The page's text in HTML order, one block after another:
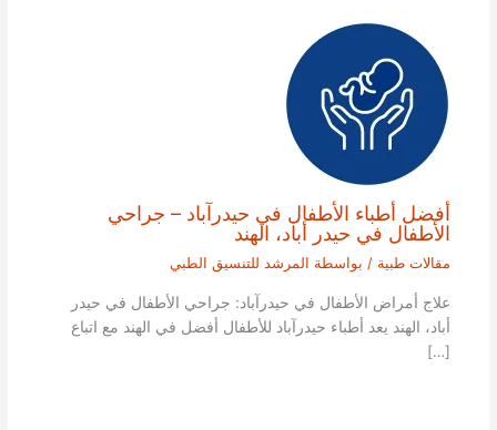
أفضل أطباء الأطفال في حيدرآباد – جراحي
الأطفال في حيدر أباد، الهند
مقالات طبية / بواسطة المرشد للتنسيق الطبي
علاج أمراض الأطفال في حيدرآباد: جراحي الأطفال في حيدر
أباد، الهند يعد أطباء حيدرآباد للأطفال أفضل في الهند مع اتباع
[…]